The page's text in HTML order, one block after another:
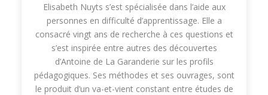
Elisabeth Nuyts s’est spécialisée dans l’aide aux
personnes en difficulté d’apprentissage. Elle a
consacré vingt ans de recherche à ces questions et
s’est inspirée entre autres des découvertes
d’Antoine de La Garanderie sur les profils
pédagogiques. Ses méthodes et ses ouvrages, sont
le produit d’un va-et-vient constant entre études de